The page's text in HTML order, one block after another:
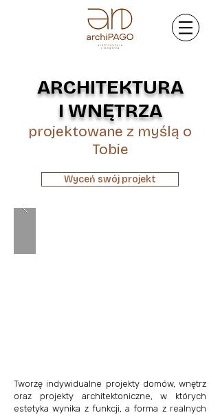
ARCHITEKTURA
I WNĘTRZA
projektowane z myślą o
Tobie
Wyceń swój projekt
Tworzę indywidualne projekty domów, wnętrz
oraz projekty architektoniczne, w których
estetyka wynika z funkcji, a forma z realnych